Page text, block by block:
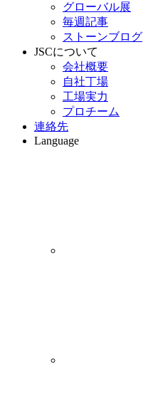
グローバル展
毎週記事
ストーンブログ
JSCについて
会社概要
自社丁場
工場実力
プロチーム
連絡先
Language